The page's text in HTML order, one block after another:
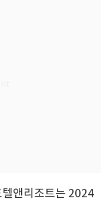
앤리조트는 2024